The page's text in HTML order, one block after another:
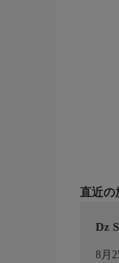
直近の
Dz
8月